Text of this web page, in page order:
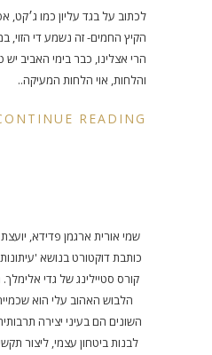
לכתוב על בגד עליון כמו ג׳קט,
הקיץ החמים- זה נשמע די הזוי,
הרי אצלינו, כבר בימי האביב יש
והלחות, אוי הלחות המעיקה..
READING
שמי אורית ארגמן פדידא,
כותבת דוקטורט בנושא
קורס סטיילינג של גדי
השונים הם בעיני יצירה
לבנות ביטחון עצמי, ליצור